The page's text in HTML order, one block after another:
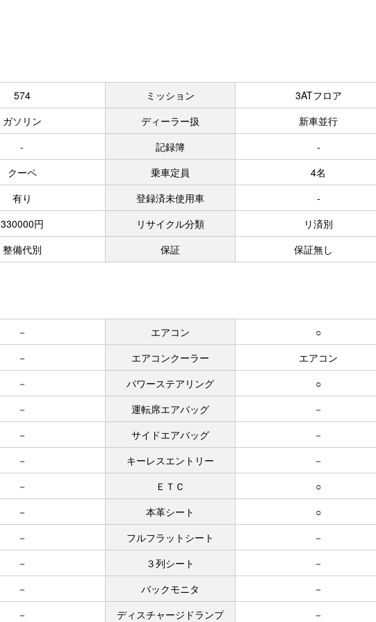
574 ミッション
3ATフロア
ガソリン ディーラー扱
新車並行
- 記録簿
-
クーペ 乗車定員
4名
有り 登録済未使用車
-
330000円 リサイクル分類
リ済別
整備代別 保証 保証無し
－ エアコン
○
－ エアコンクーラー
エアコン
－ パワーステアリング
○
－ 運転席エアバッグ
－
－ サイドエアバッグ
－
－ キーレスエントリー
－
－ ＥＴＣ
○
－ 本革シート
○
－ フルフラットシート
－
－ ３列シート
－
－ バックモニタ
－
－ ディスチャージドランプ
－